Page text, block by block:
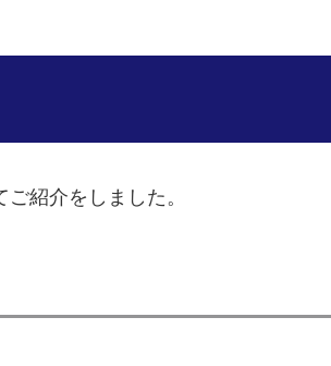
紹介をしました。